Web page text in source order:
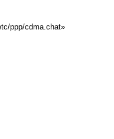
ppp/cdma.chat»